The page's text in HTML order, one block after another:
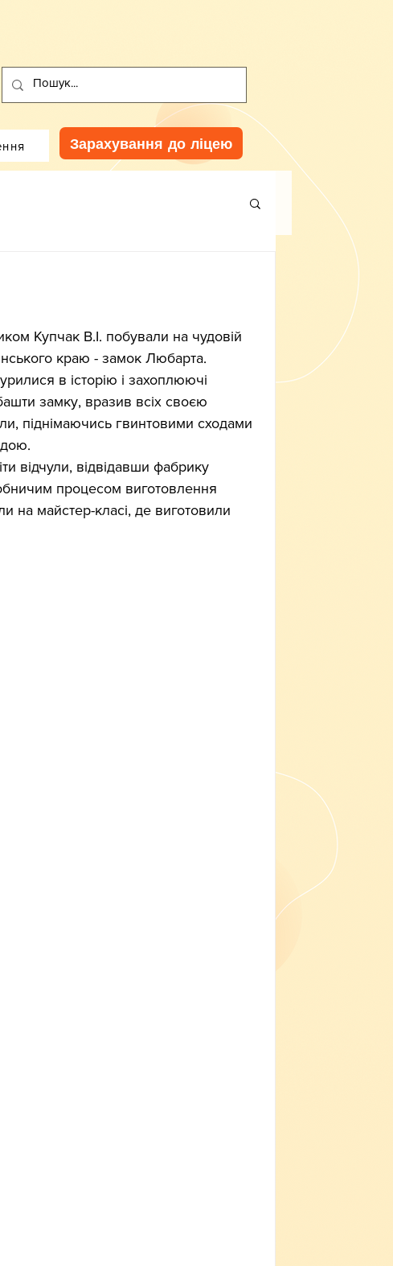
Зарахування до ліцею
Купчак В.І. побували на чудовій
краю - замок Любарта.
в історію і захоплюючі
замку, вразив всіх своєю
піднімаючись гвинтовими сходами
відчули, відвідавши фабрику
процесом виготовлення
на майстер-класі, де виготовили